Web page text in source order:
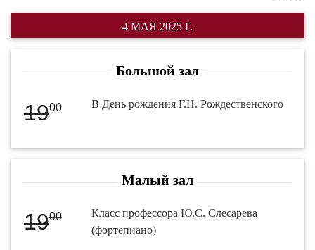
4 МАЯ 2025 Г.
Большой зал
1900 В День рождения Г.Н. Рождественского
Малый зал
1900
Класс профессора Ю.С. Слесарева
(фортепиано)